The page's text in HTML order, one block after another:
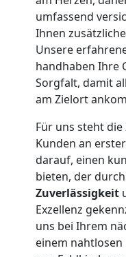
umfassend
Ihnen
Unsere
handhaben Ihre
Sorgfalt, damit
am Zielort
Für uns steht
Kunden an
darauf, einen
bieten, der
Zuverlässigkeit
Exzellenz
uns bei Ihrem
einem
Feldkirch
Beiladung
Feldkirch
Mini
Umzug
Feldkirch